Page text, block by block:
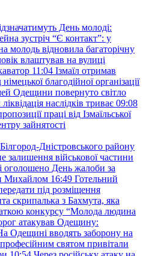
День молоді:
зустріч “Є контакт”: у
молодь відновила багаторічну
влаштував на вулиці
11:04 Ізмаїл отримав
благодійної організації
Одещини повернуто світло
наслідків триває 09:08
праці від Ізмаїльської
зайнятості
Дністровського району
залишення військової частини
оголошено День жалоби за
Михайлом 16:49 Готельний
під розміщення
скрипалька з Бахмута, яка
конкурсу “Молода людина
атакував Одещину:
Одещині вводять заборону на
професійним святом привітали